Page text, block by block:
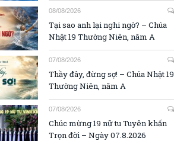
08/08/2026
Tại sao anh lại nghi ngờ? – Chúa
Nhật 19 Thường Niên, năm A
07/08/2026
Thầy đây, đừng sợ! – Chúa Nhật 19
Thường Niên, năm A
07/08/2026
Chúc mừng 19 nữ tu Tuyên khấn
Trọn đời – Ngày 07.8.2026